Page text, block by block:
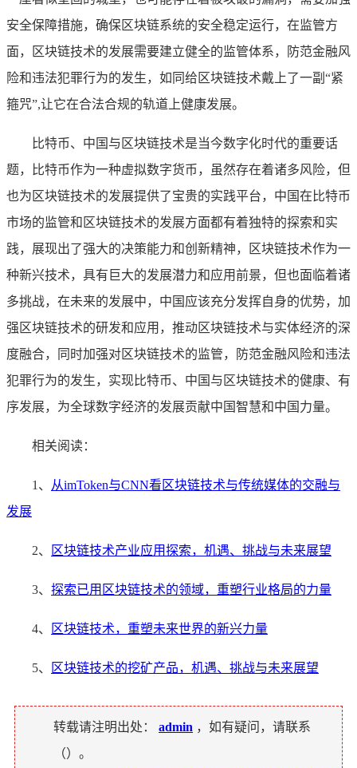
安全保障措施，确保区块链系统的安全稳定运行，在监管方
面，区块链技术的发展需要建立健全的监管体系，防范金融风
险和违法犯罪行为的发生，如同给区块链技术戴上了一副“紧
箍咒”,让它在合法合规的轨道上健康发展。
比特币、中国与区块链技术是当今数字化时代的重要话
题，比特币作为一种虚拟数字货币，虽然存在着诸多风险，但
也为区块链技术的发展提供了宝贵的实践平台，中国在比特币
市场的监管和区块链技术的发展方面都有着独特的探索和实
践，展现出了强大的决策能力和创新精神，区块链技术作为一
种新兴技术，具有巨大的发展潜力和应用前景，但也面临着诸
多挑战，在未来的发展中，中国应该充分发挥自身的优势，加
强区块链技术的研发和应用，推动区块链技术与实体经济的深
度融合，同时加强对区块链技术的监管，防范金融风险和违法
犯罪行为的发生，实现比特币、中国与区块链技术的健康、有
序发展，为全球数字经济的发展贡献中国智慧和中国力量。
相关阅读：
1、
从imToken与CNN看区块链技术与传统媒体的交融与
发展
2、 区块链技术产业应用探索，机遇、挑战与未来展望
3、 探索已用区块链技术的领域，重塑行业格局的力量
4、 区块链技术，重塑未来世界的新兴力量
5、 区块链技术的挖矿产品，机遇、挑战与未来展望
转载请注明出处： admin ，如有疑问，请联系
（）。